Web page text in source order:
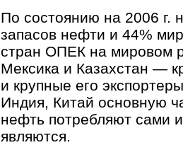
По состоянию на 2006 г.
запасов нефти и 44%
стран ОПЕК на мировом
Мексика и Казахстан —
и крупные его
Индия, Китай основную
нефть потребляют сами
являются.